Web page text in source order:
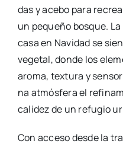
das y ace­bo para
un peque­ño bos­que.
casa en Navi­dad se
vege­tal, don­de los
aro­ma, tex­tu­ra y
na atmós­fe­ra el
cali­dez de un refu­gio
Con acce­so des­de la